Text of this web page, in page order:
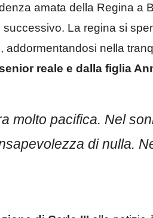
amata della Regina a
successivo. La regina si
addormentandosi nella
reale e dalla figlia
molto pacifica. Nel
di nulla.